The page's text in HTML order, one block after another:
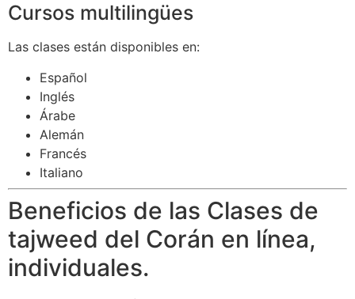
Cursos multilingües
Las clases están disponibles en:
Español
Inglés
Árabe
Alemán
Francés
Italiano
Beneficios de las Clases de
tajweed del Corán en línea,
individuales.